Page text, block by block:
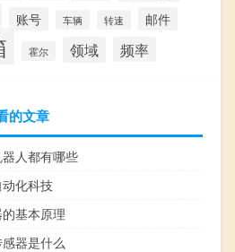
账号 车辆 转速 邮件
霍尔 领域 频率
的文章
人都有哪些
化科技
基本原理
器是什么